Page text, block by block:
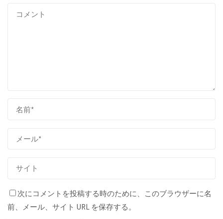
次にコメントを投稿する時のために、このブラウザーに名
前、メール、サイト URL を保存する。